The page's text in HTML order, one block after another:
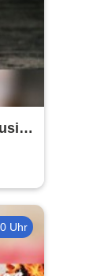
Uhr